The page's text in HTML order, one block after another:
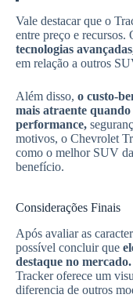
Vale destacar que o
entre preço e recursos.
tecnologias
em relação a outros
Além disso, o custo-
mais atraente quando
performance,
motivos, o Chevrolet
como o melhor SUV
benefício.
Considerações Finais
Após avaliar as
possível concluir que
destaque no mercado.
Tracker oferece um
diferencia de outros